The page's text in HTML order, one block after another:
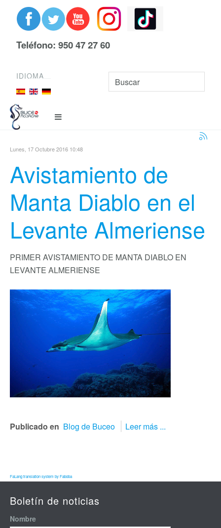
Teléfono: 950 47 27 60
IDIOMA
Lunes, 17 Octubre 2016 10:48
Avistamiento de
Manta Diablo en el
Levante Almeriense
PRIMER AVISTAMIENTO DE MANTA DIABLO EN
LEVANTE ALMERIENSE
Publicado en Blog de Buceo Leer más ...
FaLang translation system by Faboba
Boletín de noticias
Nombre